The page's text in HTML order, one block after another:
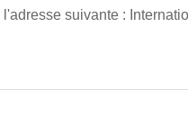
suivante :